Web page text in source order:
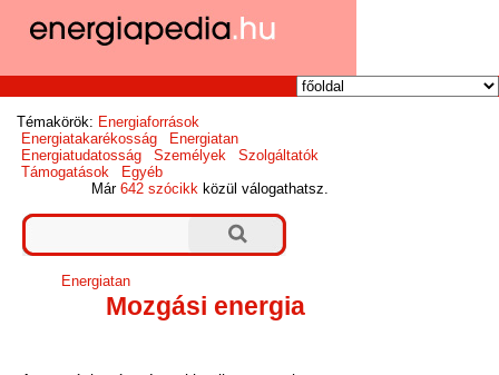
Témakörök: Energiaforrások
Energiatakarékosság
Energiatan
Energiatudatosság
Személyek
Szolgáltatók
Támogatások
Egyéb
Már642 szócikk közül válogathatsz.
Energiatan
Mozgási energia